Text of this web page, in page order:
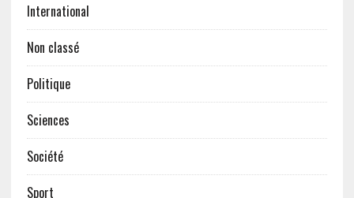
International
Non classé
Politique
Sciences
Société
Sport